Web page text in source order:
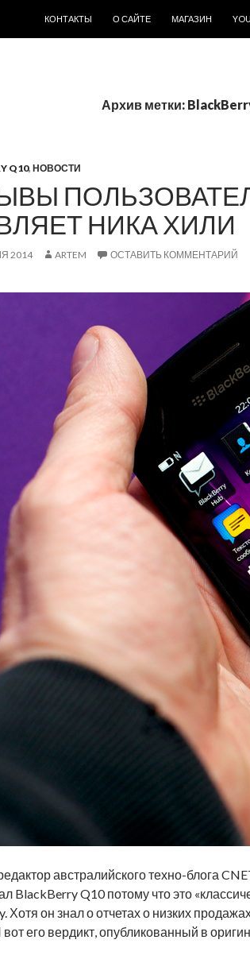
КОНТАКТЫ
О САЙТЕ МАГАЗИН
Архив метки:
Q10, НОВОСТИ
НИКА ХИЛИ
2014 ARTEM ОСТАВИТЬ КОММЕНТАРИЙ
австралийского техно-блога
BlackBerry Q10 потому что это
Хотя он знал о отчетах о низких
его вердикт, опубликованный в